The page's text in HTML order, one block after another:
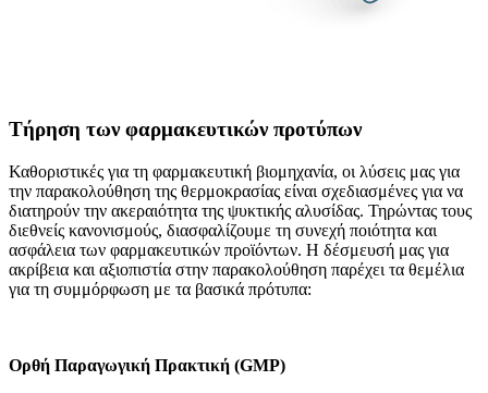
Τήρηση των φαρμακευτικών προτύπων
Καθοριστικές για τη φαρμακευτική βιομηχανία, οι λύσεις μας για
την παρακολούθηση της θερμοκρασίας είναι σχεδιασμένες για να
διατηρούν την ακεραιότητα της ψυκτικής αλυσίδας. Τηρώντας τους
διεθνείς κανονισμούς, διασφαλίζουμε τη συνεχή ποιότητα και
ασφάλεια των φαρμακευτικών προϊόντων. Η δέσμευσή μας για
ακρίβεια και αξιοπιστία στην παρακολούθηση παρέχει τα θεμέλια
για τη συμμόρφωση με τα βασικά πρότυπα:
Ορθή Παραγωγική Πρακτική (GMP)